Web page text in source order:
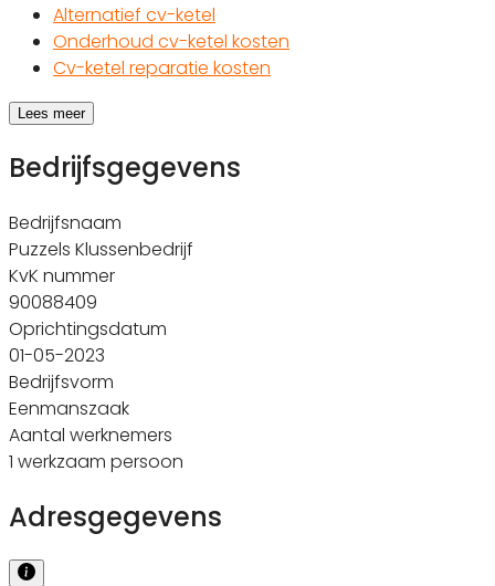
Alternatief cv-ketel
Onderhoud cv-ketel kosten
Cv-ketel reparatie kosten
Lees meer
Bedrijfsgegevens
Bedrijfsnaam
Puzzels Klussenbedrijf
KvK nummer
90088409
Oprichtingsdatum
01-05-2023
Bedrijfsvorm
Eenmanszaak
Aantal werknemers
1 werkzaam persoon
Adresgegevens